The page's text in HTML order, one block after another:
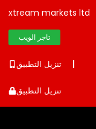
xtream markets ltd
تاجر الويب
تنزيل التطبيق
تنزيل التطبيق